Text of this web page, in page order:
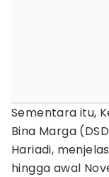
Sementara itu,
Bina Marga
Hariadi,
hingga awal